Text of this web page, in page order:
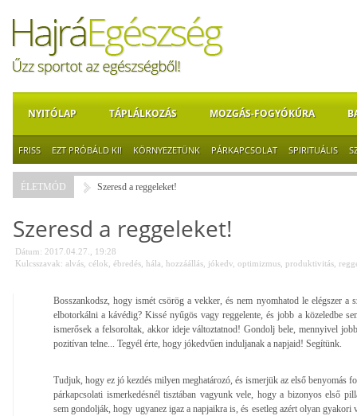
NYITÓLAP TÁPLÁLKOZÁS MOZGÁS-FOGYÓKÚRA
FRISS EZT PRÓBÁLD KI! KÖRNYEZETÜNK PÁRKAPCSOLAT SPIRITUÁLIS
ÉLETMÓD Szeresd a reggeleket!
Szeresd a reggeleket!
Dátum: 2017.04.27., 19:28
Kulcsszavak: alvás célok ébredés hála hozzáállás jókedv optimizmus produktivitás
Bosszankodsz, hogy ismét csörög a vekker, és nem nyomhatod le elégszer a
elbotorkálni a kávédig? Kissé nyűgös vagy reggelente, és jobb a közeledbe
ismerősek a felsoroltak, akkor ideje változtatnod! Gondolj bele, mennyivel
pozitívan telne... Tegyél érte, hogy jókedvűen induljanak a napjaid! Segítünk.
Tudjuk, hogy ez jó kezdés milyen meghatározó, és ismerjük az első benyomás
párkapcsolati ismerkedésnél tisztában vagyunk vele, hogy a bizonyos első
sem gondolják, hogy ugyanez igaz a napjaikra is, és esetleg azért olyan gyakori